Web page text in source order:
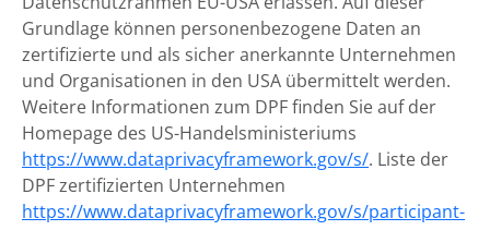
Grundlage können personenbezogene Daten an
zertifizierte und als sicher anerkannte Unternehmen
und Organisationen in den USA übermittelt werden.
Weitere Informationen zum DPF finden Sie auf der
Homepage des US-Handelsministeriums
https://www.dataprivacyframework.gov/s/. Liste der
DPF zertifizierten Unternehmen
https://www.dataprivacyframework.gov/s/participant-